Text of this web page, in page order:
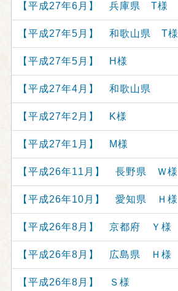
【平成27年6月】 兵庫県 T様
【平成27年5月】 和歌山県 T様
【平成27年5月】 H様
【平成27年4月】 和歌山県
【平成27年2月】 K様
【平成27年1月】 M様
【平成26年11月】 長野県 Ｗ様
【平成26年10月】 愛知県 Ｈ様
【平成26年8月】 京都府 Ｙ様
【平成26年8月】 広島県 Ｈ様
【平成26年8月】 Ｓ様